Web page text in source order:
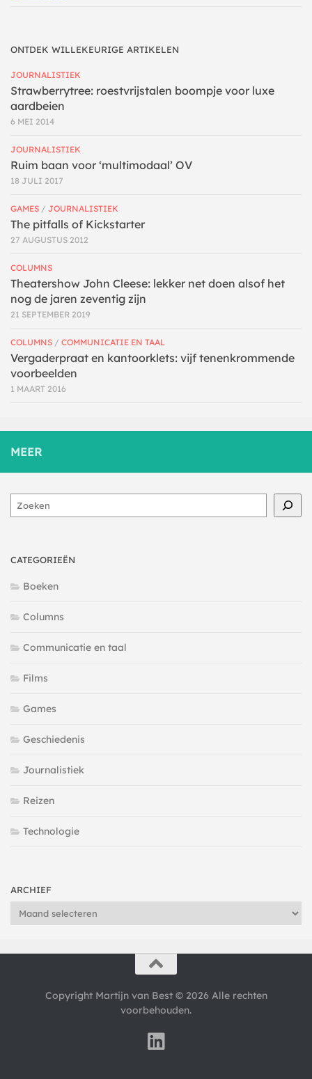
ONTDEK WILLEKEURIGE ARTIKELEN
JOURNALISTIEK
Strawberrytree: roestvrijstalen boompje voor luxe
aardbeien
6 MEI 2014
JOURNALISTIEK
Ruim baan voor ‘multimodaal’ OV
18 JULI 2017
GAMES / JOURNALISTIEK
The pitfalls of Kickstarter
27 AUGUSTUS 2012
COLUMNS
Theatershow John Cleese: lekker net doen alsof het
nog de jaren zeventig zijn
21 SEPTEMBER 2019
COLUMNS / COMMUNICATIE EN TAAL
Vergaderpraat en kantoorklets: vijf tenenkrommende
voorbeelden
1 MAART 2016
MEER
Zoeken
CATEGORIEËN
Boeken
Columns
Communicatie en taal
Films
Games
Geschiedenis
Journalistiek
Reizen
Technologie
ARCHIEF
Archief
Copyright Martijn van Best © 2026 Alle rechten
voorbehouden.